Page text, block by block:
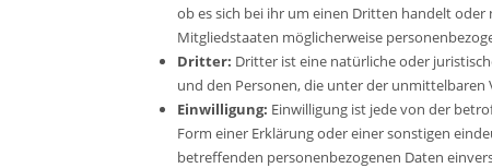
ob es sich bei ihr um einen Dritten handelt
Mitgliedstaaten möglicherweise
Dritter: Dritter ist eine natürliche oder
und den Personen, die unter der
Einwilligung: Einwilligung ist jede von der
Form einer Erklärung oder einer sonstigen
betreffenden personenbezogenen Daten